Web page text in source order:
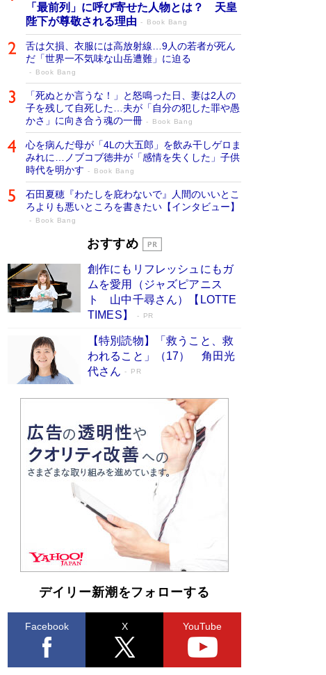
「最前列」に呼び寄せた人物とは？ 天皇
陛下が尊敬される理由
Book Bang
舌は欠損、衣服には高放射線…9人の若者が死ん
だ「世界一不気味な山岳遭難」に迫る
Book Bang
「死ぬとか言うな！」と怒鳴った日、妻は2人の
子を残して自死した…夫が「自分の犯した罪や愚
かさ」に向き合う魂の一冊
Book Bang
心を病んだ母が「4Lの大五郎」を飲み干しゲロま
みれに…ノブコブ徳井が「感情を失くした」子供
時代を明かす
Book Bang
石田夏穂『わたしを庇わないで』人間のいいとこ
ろよりも悪いところを書きたい【インタビュー】
Book Bang
「叱って伸びるやつは、褒めたらもっと伸
た“人を育てるコツ”…芸への考え方を明か
す
Book Bang
「『火垂るの墓』は、大嘘である」原作者が抱き
続けた“自責の念”とは…「自己憐憫は描きたくな
い」監督が徹底的にこだわったこと（後編） #
戦争の記憶
Book Bang
美輪明宏 晩年の回答を集めた『ほほえんで生き
るための人生相談』がランクイン［エンターテイ
メントベストセラー］
Book Bang
「宇宙兄弟」最終46巻がベストセラー1位 宇宙
開発への関心を押し上げた18年の物語に幕 特装
版には「宇宙で描かれたマンガ」も収録
Book Bang
「不意に涙が出そうに…」高嶋政伸が明かし
た“13歳の娘を暴行する役”への葛藤 インティマ
シーコーディネーターに支えられたNHK『大奥』
Book Bang
おすすめ
創作にもリフレッシュにもガ
ムを愛用（ジャズピアニス
ト 山中千尋さん）【LOTTE
TIMES】
PR
【特別読物】「救うこと、救
われること」（17） 角田光
代さん
PR
デイリー新潮をフォローする
Facebook X YouTube